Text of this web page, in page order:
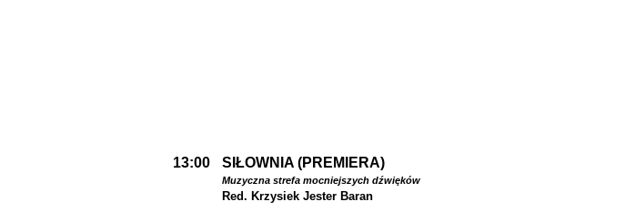
13:00 SIŁOWNIA (PREMIERA)
Muzyczna strefa mocniejszych dźwięków
Red. Krzysiek Jester Baran